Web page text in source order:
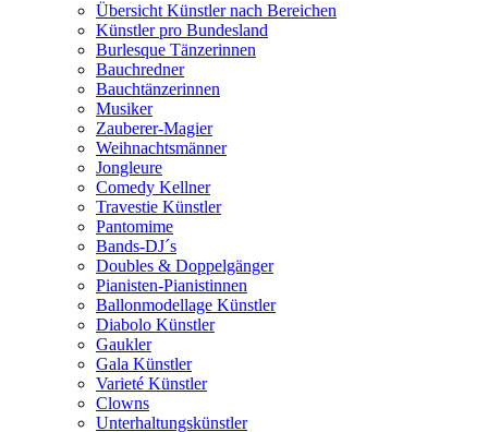
Übersicht Künstler nach Bereichen
Künstler pro Bundesland
Burlesque Tänzerinnen
Bauchredner
Bauchtänzerinnen
Musiker
Zauberer-Magier
Weihnachtsmänner
Jongleure
Comedy Kellner
Travestie Künstler
Pantomime
Bands-DJ´s
Doubles & Doppelgänger
Pianisten-Pianistinnen
Ballonmodellage Künstler
Diabolo Künstler
Gaukler
Gala Künstler
Varieté Künstler
Clowns
Unterhaltungskünstler